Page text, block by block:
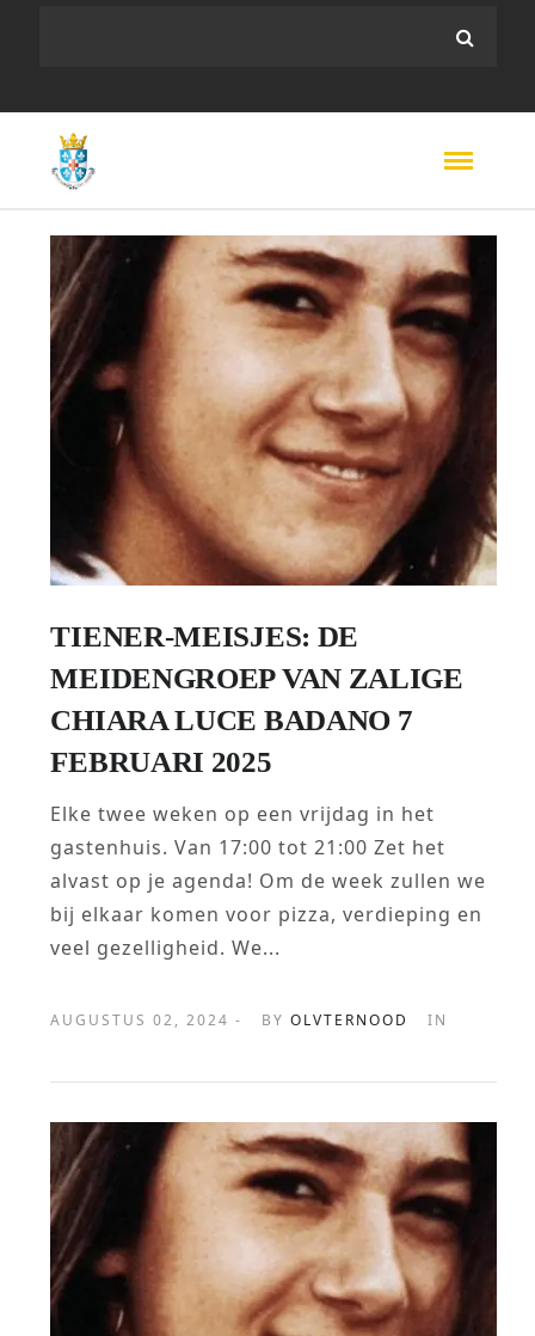
TIENER-MEISJES: DE
MEIDENGROEP VAN ZALIGE
CHIARA LUCE BADANO 7
FEBRUARI 2025
Elke twee weken op een vrijdag in het
gastenhuis. Van 17:00 tot 21:00 Zet het
alvast op je agenda! Om de week zullen we
bij elkaar komen voor pizza, verdieping en
veel gezelligheid. We...
AUGUSTUS 02, 2024 - BYOLVTERNOOD IN